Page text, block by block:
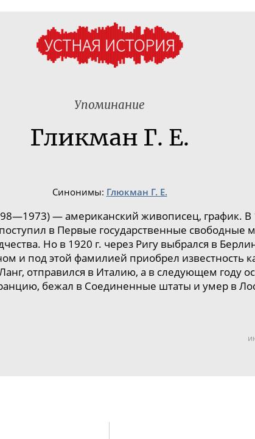
Упоминание
Гликман Г. Е.
Синонимы: Глюкман Г. Е.
— американский живописец, график. В
в Первые государственные свободные
Но в 1920 г. через Ригу выбрался в
и под этой фамилией приобрел известность
отправился в Италию, а в следующем году
бежал в Соединенные штаты и умер в